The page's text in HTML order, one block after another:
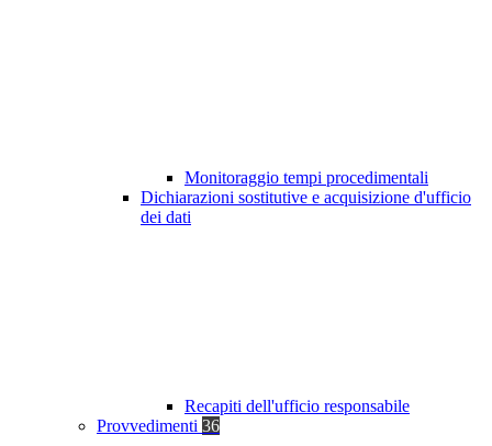
Monitoraggio tempi procedimentali
Dichiarazioni sostitutive e acquisizione d'ufficio
dei dati
Recapiti dell'ufficio responsabile
Provvedimenti 36